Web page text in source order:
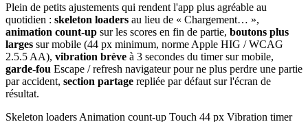
Plein de petits ajustements qui rendent l'app plus agréable au
quotidien : skeleton loaders au lieu de « Chargement… »,
animation count-up sur les scores en fin de partie, boutons plus
larges sur mobile (44 px minimum, norme Apple HIG / WCAG
2.5.5 AA), vibration brève à 3 secondes du timer sur mobile,
garde-fou Escape / refresh navigateur pour ne plus perdre une partie
par accident, section partage repliée par défaut sur l'écran de
résultat.
Skeleton loaders Animation count-up Touch 44 px Vibration timer